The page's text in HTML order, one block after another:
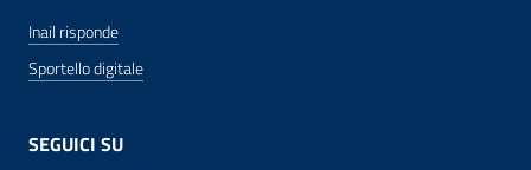
Inail risponde
Sportello digitale
SEGUICI SU